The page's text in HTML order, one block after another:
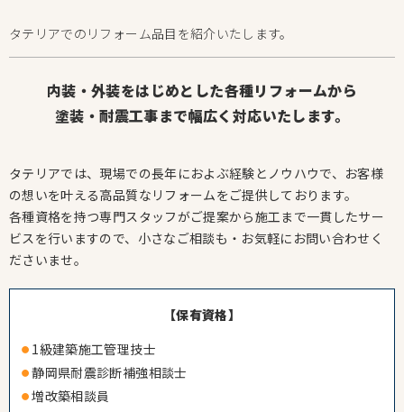
お知らせ
Information
Company
お問い合わせ
タテリアでのリフォーム品目を紹介いたします。
内装・外装をはじめとした各種リフォームから
塗装・耐震工事まで幅広く対応いたします。
タテリアでは、現場での長年におよぶ経験とノウハウで、 お客様
の想いを叶える高品質なリフォームをご提供しております。
各種資格を持つ専門スタッフがご提案から施工まで一貫したサー
ビスを行いますので、 小さなご相談も・お気軽にお問い合わせく
ださいませ。
【保有資格】
1級建築施工管理技士
静岡県耐震診断補強相談士
増改築相談員